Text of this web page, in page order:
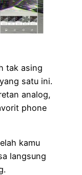
tak asing
satu ini.
analog,
phone
kamu
langsung